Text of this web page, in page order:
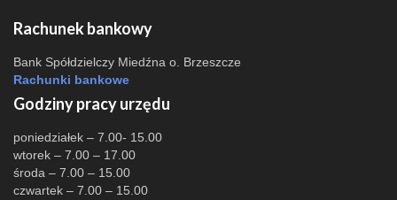
Rachunek bankowy
Bank Spółdzielczy Miedźna o. Brzeszcze
Rachunki bankowe
Godziny pracy urzędu
poniedziałek – 7.00- 15.00
wtorek – 7.00 – 17.00
środa – 7.00 – 15.00
czwartek – 7.00 – 15.00